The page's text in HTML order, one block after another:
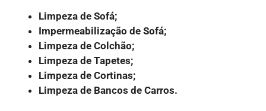
Limpeza de Sofá;
Impermeabilização de Sofá;
Limpeza de Colchão;
Limpeza de Tapetes;
Limpeza de Cortinas;
Limpeza de Bancos de Carros.